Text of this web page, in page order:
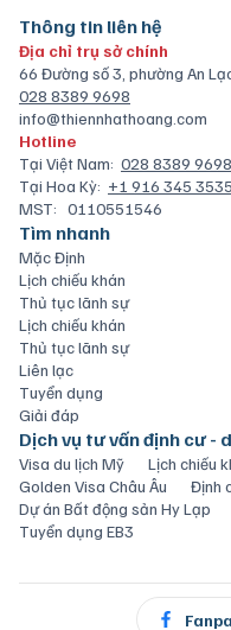
Thông tin liên hệ
Địa chỉ trụ sở chính
66 Đường số 3, phường An
028 8389 9698
info@thiennhathoang.com
Hotline
Tại Việt Nam: 028 8389 9698
Tại Hoa Kỳ: +1 916 345 3535
MST: 0110551546
Tìm nhanh
Mặc Định
Lịch chiếu khán
Thủ tục lãnh sự
Lịch chiếu khán
Thủ tục lãnh sự
Liên lạc
Tuyển dụng
Giải đáp
Dịch vụ tư vấn định cư -
Visa du lịch Mỹ Lịch chiếu
Golden Visa Châu Âu
Định
Dự án Bất động sản Hy Lạp
Tuyển dụng EB3